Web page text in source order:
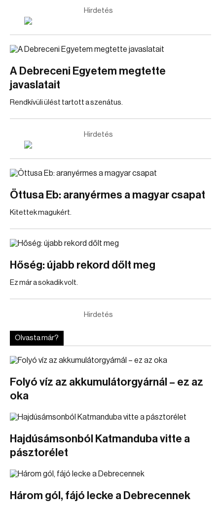
Hirdetés
A Debreceni Egyetem megtette
javaslatait
Rendkívüli ülést tartott a szenátus.
Hirdetés
Öttusa Eb: aranyérmes a magyar csapat
Kitettek magukért.
Hőség: újabb rekord dőlt meg
Ez már a sokadik volt.
Hirdetés
Olvasta már?
Folyó víz az akkumulátorgyárnál – ez az
oka
Hajdúsámsonból Katmanduba vitte a
pásztorélet
Három gól, fájó lecke a Debrecennek